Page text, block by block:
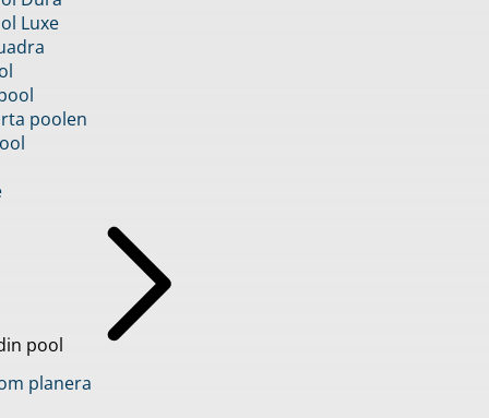
Luxe
poolen
pool
planera